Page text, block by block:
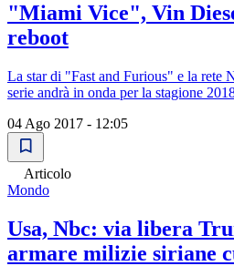
"Miami Vice", Vin
reboot
La star di "Fast and Furious" e la rete
serie andrà in onda per la stagione
04 Ago 2017 - 12:05
Articolo
Mondo
Usa, Nbc: via libera
armare milizie siriane